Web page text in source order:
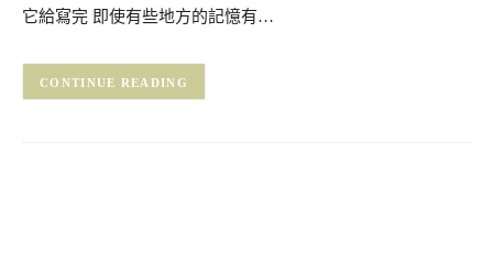
它給寫完 即使有些地方的記憶有…
CONTINUE READING